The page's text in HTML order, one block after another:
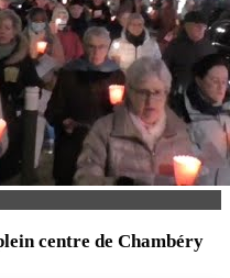
centre de Chambéry